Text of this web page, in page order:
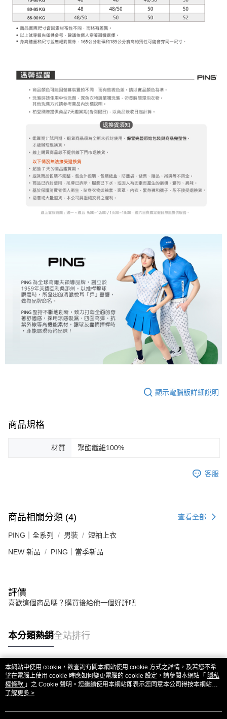
顯示電腦版詳細說明
商品規格
材質 聚酯纖維100%
客服
商品相關分類 (4) 查看全部
PING｜全系列 男裝 短袖上衣
NEW 新品 PING｜當季新品
評價
喜歡這個商品嗎？購買後給他一個好評吧
本分類熱銷全站排行
熱門標籤
本網站中使用 cookie，欲查詢有關本網站使用 cookie 方式之詳情，及若您不希
望在電腦上使用 cookie 時應如何變更電腦的 cookie 設定，請參閱本網站「 隱私
權條款 」之 Cookie 聲明。您繼續使用本網站即表示您同意本公司得按本網站使
用條款之 Cookie 聲明使用 cookie。
了解更多 >